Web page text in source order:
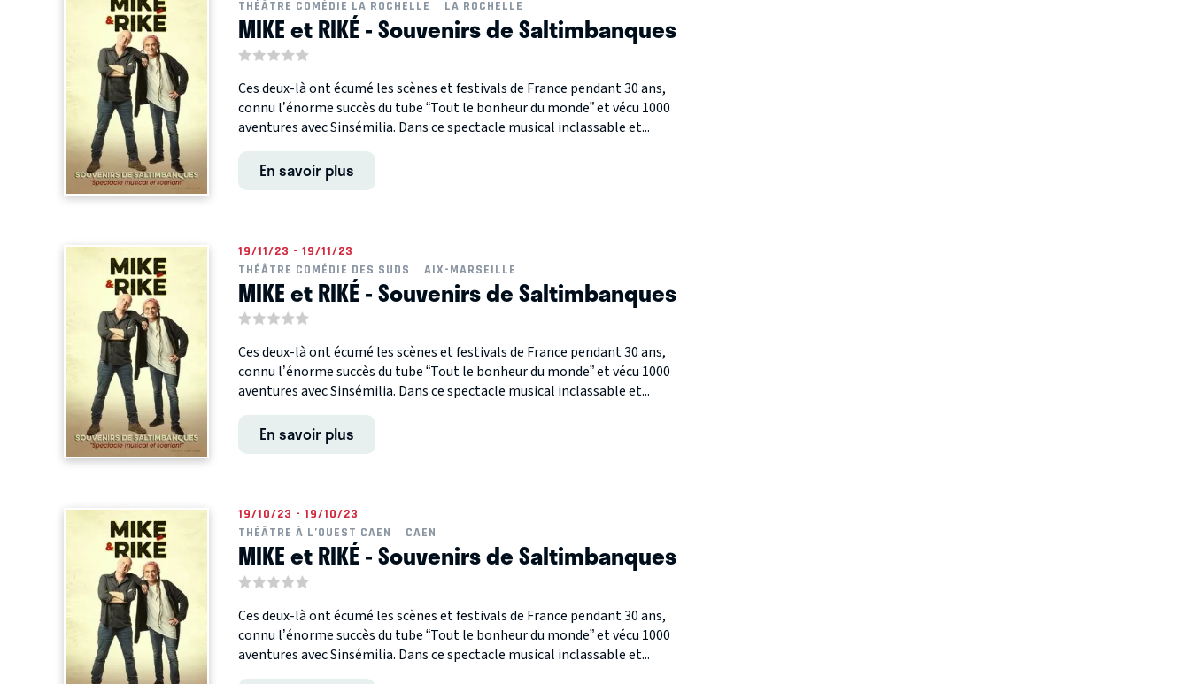
THÉÂTRE COMÉDIE LA ROCHELLE
LA ROCHELLE
MIKE et RIKÉ - Souvenirs de Saltimbanques
Ces deux-là ont écumé les scènes et festivals de France pendant 30 ans,
connu l’énorme succès du tube “Tout le bonheur du monde” et vécu 1000
aventures avec Sinsémilia. Dans ce spectacle musical inclassable et...
En savoir plus
19/11/23 - 19/11/23
THÉÂTRE COMÉDIE DES SUDS
AIX-MARSEILLE
MIKE et RIKÉ - Souvenirs de Saltimbanques
Ces deux-là ont écumé les scènes et festivals de France pendant 30 ans,
connu l’énorme succès du tube “Tout le bonheur du monde” et vécu 1000
aventures avec Sinsémilia. Dans ce spectacle musical inclassable et...
En savoir plus
19/10/23 - 19/10/23
THÉÂTRE À L’OUEST CAEN
CAEN
MIKE et RIKÉ - Souvenirs de Saltimbanques
Ces deux-là ont écumé les scènes et festivals de France pendant 30 ans,
connu l’énorme succès du tube “Tout le bonheur du monde” et vécu 1000
aventures avec Sinsémilia. Dans ce spectacle musical inclassable et...